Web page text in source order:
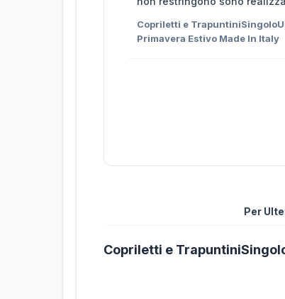
Copriletti e
Primavera Estivo Made In Italy
Per
Copriletti e